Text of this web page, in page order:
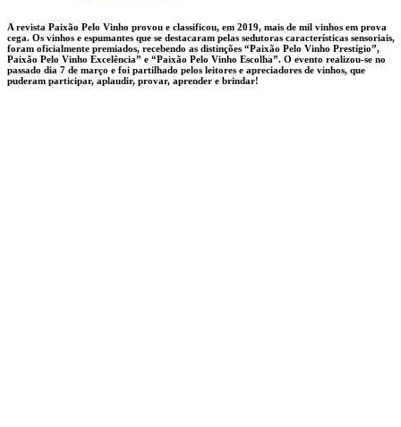
A revista Paixão Pelo Vinho provou e classificou, em 2019, mais de mil vinhos em prova
cega. Os vinhos e espumantes que se destacaram pelas sedutoras características sensoriais,
foram oficialmente premiados, recebendo as distinções “Paixão Pelo Vinho Prestígio”,
Paixão Pelo Vinho Excelência” e “Paixão Pelo Vinho Escolha”. O evento realizou-se no
passado dia 7 de março e foi partilhado pelos leitores e apreciadores de vinhos, que
puderam participar, aplaudir, provar, aprender e brindar!